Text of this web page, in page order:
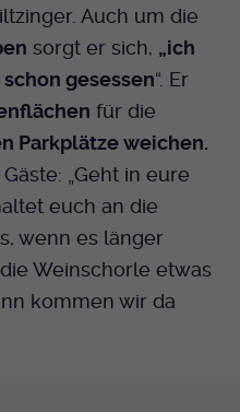
Auch um die
sorgt er sich, „ich
gesessen“. Er
für die
Parkplätze weichen.
„Geht in eure
euch an die
wenn es länger
Weinschorle etwas
kommen wir da